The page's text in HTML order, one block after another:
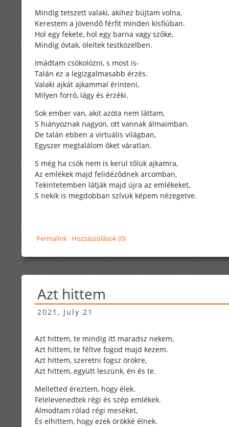
Mindig tetszett valaki, akihez bújtam volna,
Kerestem a jövendő férfit minden kisfiúban.
Hol egy fekete, hol egy barna vagy szőke,
Mindig óvtak, öleltek testközelben.
Imádtam csókolózni, s most is-
Talán ez a legizgalmasabb érzés.
Valaki ajkát ajkammal érinteni,
Milyen forró, lágy és érzéki.
Sok ember van, akit azóta nem láttam,
S hiányoznak nagyon, ott vannak álmaimban.
De talán ebben a virtuális világban,
Egyszer megtalálom őket váratlan.
S még ha csók nem is kerül tőlük ajkamra,
Az emlékek majd felidéződnek arcomban,
Tekintetemben látják majd újra az emlékeket,
S nekik is megdobban szívük képem nézegetve.
Permalink Hozzászólások (0)
Azt hittem
2021, July 21
Azt hittem, te mindig itt maradsz nekem,
Azt hittem, te féltve fogod majd kezem.
Azt hittem, szeretni fogsz örökre,
Azt hittem, együtt leszünk, én és te.
Melletted éreztem, hogy élek.
Felelevenedtek régi és szép emlékek.
Álmodtam rólad régi meséket,
És elhittem, hogy ezek örökké élnek.